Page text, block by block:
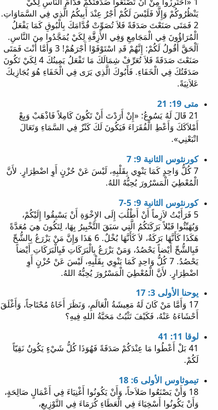
يَنْظُرُوكُمْ وَإِلَّا فَلَيْسَ لَكُمْ أَجْرٌ عِنْدَ أَبِيكُمُ الَّذِي فِي السَّمَاوَاتِ.
2 فَمَتَى صَنَعْتَ صَدَقَةً فَلاَ تُصَوِّتْ قُدَّامَكَ بِالْبُوقِ كَمَا يَفْعَلُ
الْمُرَاؤُونَ فِي الْمَجَامِعِ وَفِي الأَزِقَّةِ لِكَيْ يُمَجَّدُوا مِنَ النَّاسِ.
اَلْحَقَّ أَقُولُ لَكُمْ: إِنَّهُمْ قَدِ اسْتَوْفَوْا أَجْرَهُمْ! 3 وَأَمَّا أَنْتَ فَمَتَى
صَنَعْتَ صَدَقَةً فَلاَ تُعَرِّفْ شِمَالَكَ مَا تَفْعَلُ يَمِينُكَ 4 لِكَيْ تَكُونَ
صَدَقَتُكَ فِي الْخَفَاءِ. فَأَبُوكَ الَّذِي يَرَى فِي الْخَفَاءِ هُوَ يُجَازِيكَ
عَلاَنِيَةً.
متى 19: 21
21 قَالَ لَهُ يَسُوعُ: «إِنْ أَرَدْتَ أَنْ تَكُونَ كَامِلاً فَاذْهَبْ وَبِعْ
أَمْلاَكَكَ وَأَعْطِ الْفُقَرَاءَ فَيَكُونَ لَكَ كَنْزٌ فِي السَّمَاءِ وَتَعَالَ
اتْبَعْنِي».
كورنثوس الثانية 9: 7
7 كُلُّ وَاحِدٍ كَمَا يَنْوِي بِقَلْبِهِ، لَيْسَ عَنْ حُزْنٍ أَوِ اضْطِرَارٍ. لأَنَّ
الْمُعْطِيَ الْمَسْرُورَ يُحِبُّهُ اللهُ.
كورنثوس الثانية 9: 5-7
5 فَرَأَيْتُ لاَزِماً أَنْ أَطْلُبَ إِلَى الإِخْوَةِ أَنْ يَسْبِقُوا إِلَيْكُمْ،
وَيُهَيِّئُوا قَبْلاً بَرَكَتَكُمُ الَّتِي سَبَقَ التَّخْبِيرُ بِهَا، لِتَكُونَ هِيَ مُعَدَّةً
هَكَذَا كَأَنَّهَا بَرَكَةٌ، لاَ كَأَنَّهَا بُخْلٌ. 6 هَذَا وَإِنَّ مَنْ يَزْرَعُ بِالشُّحِّ
فَبِالشُّحِّ أَيْضاً يَحْصُدُ، وَمَنْ يَزْرَعُ بِالْبَرَكَاتِ فَبِالْبَرَكَاتِ أَيْضاً
يَحْصُدُ. 7 كُلُّ وَاحِدٍ كَمَا يَنْوِي بِقَلْبِهِ، لَيْسَ عَنْ حُزْنٍ أَوِ
اضْطِرَارٍ. لأَنَّ الْمُعْطِيَ الْمَسْرُورَ يُحِبُّهُ اللهُ.
يوحنا الأولى 3: 17
17 وَأَمَّا مَنْ كَانَ لَهُ مَعِيشَةُ الْعَالَمِ، وَنَظَرَ أَخَاهُ مُحْتَاجاً، وَأَغْلَقَ
أَحْشَاءَهُ عَنْهُ، فَكَيْفَ تَثْبُتُ مَحَبَّةُ اللهِ فِيهِ؟
لوقا 11: 41
41 بَلْ أَعْطُوا مَا عِنْدَكُمْ صَدَقَةً فَهُوَذَا كُلُّ شَيْءٍ يَكُونُ نَقِيّاً
لَكُمْ.
تيموثاوس الأولى 6: 18
18 وَأَنْ يَصْنَعُوا صَلاَحاً، وَأَنْ يَكُونُوا أَغْنِيَاءَ فِي أَعْمَالٍ صَالِحَةٍ،
وَأَنْ يَكُونُوا أَسْخِيَاءَ فِي الْعَطَاءِ كُرَمَاءَ فِي التَّوْزِيعِ،